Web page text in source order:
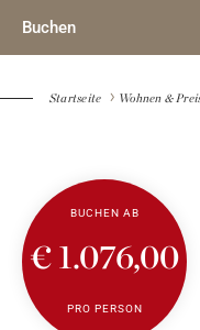
Buchen
Startseite Wohnen &
BUCHEN AB
€ 1.076,00
PRO PERSON